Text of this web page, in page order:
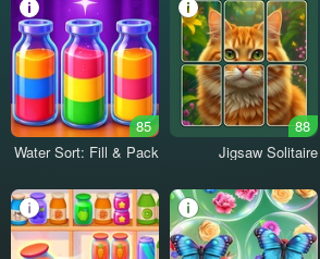
88
Jigsaw Solitaire
85
Water Sort: Fill & Pack